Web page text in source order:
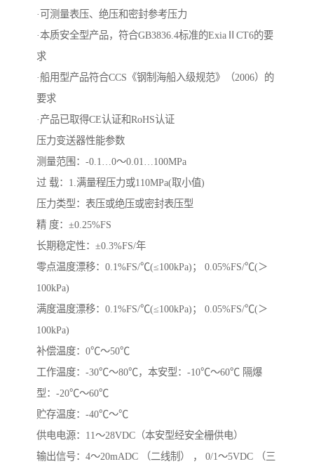
·可测量表压、绝压和密封参考压力
·本质安全型产品，符合GB3836.4标准的ExiaⅡCT6的要
求
·船用型产品符合CCS《钢制海船入级规范》（2006）的
要求
·产品已取得CE认证和RoHS认证
压力变送器性能参数
测量范围：-0.1…0～0.01…100MPa
过 载：1.满量程压力或110MPa(取小值)
压力类型：表压或绝压或密封表压型
精 度：±0.25%FS
长期稳定性：±0.3%FS/年
零点温度漂移：0.1%FS/℃(≤100kPa)； 0.05%FS/℃(＞
100kPa)
满度温度漂移：0.1%FS/℃(≤100kPa)； 0.05%FS/℃(＞
100kPa)
补偿温度：0℃～50℃
工作温度：-30℃～80℃，本安型：-10℃～60℃ 隔爆
型：-20℃～60℃
贮存温度：-40℃～℃
供电电源：11～28VDC（本安型经安全栅供电）
输出信号：4～20mADC （二线制） ， 0/1～5VDC （三